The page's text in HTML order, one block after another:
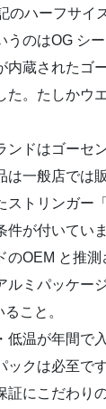
のハーフサイ
うのはOG シ
内蔵されたゴ
た。たしかウ
ンドはゴーセ
は一般店では
ストリンガー
が付いていま
のOEM と推測
ルミパッケー
こと。
低温が年間で
クは必至です
証にこだわり